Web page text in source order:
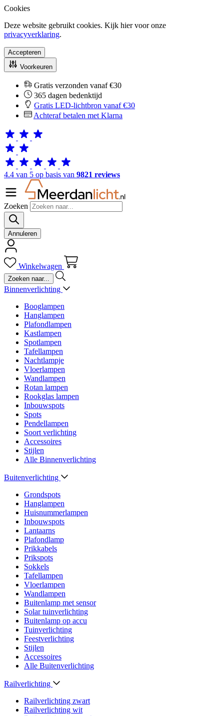
Cookies
Deze website gebruikt cookies. Kijk hier voor onze
privacyverklaring.
Accepteren
Voorkeuren
Gratis verzonden vanaf €30
365 dagen bedenktijd
Gratis LED-lichtbron vanaf €30
Achteraf betalen met Klarna
4.4 van 5 op basis van 9821 reviews
Zoeken
Annuleren
Winkelwagen
Binnenverlichting
Booglampen
Hanglampen
Plafondlampen
Kastlampen
Spotlampen
Tafellampen
Nachtlampje
Vloerlampen
Wandlampen
Rotan lampen
Rookglas lampen
Inbouwspots
Spots
Pendellampen
Soort verlichting
Accessoires
Stijlen
Alle Binnenverlichting
Buitenverlichting
Grondspots
Hanglampen
Huisnummerlampen
Inbouwspots
Lantaarns
Plafondlamp
Prikkabels
Prikspots
Sokkels
Tafellampen
Vloerlampen
Wandlampen
Buitenlamp met sensor
Solar tuinverlichting
Buitenlamp op accu
Tuinverlichting
Feestverlichting
Stijlen
Accessoires
Alle Buitenverlichting
Railverlichting
Railverlichting zwart
Railverlichting wit